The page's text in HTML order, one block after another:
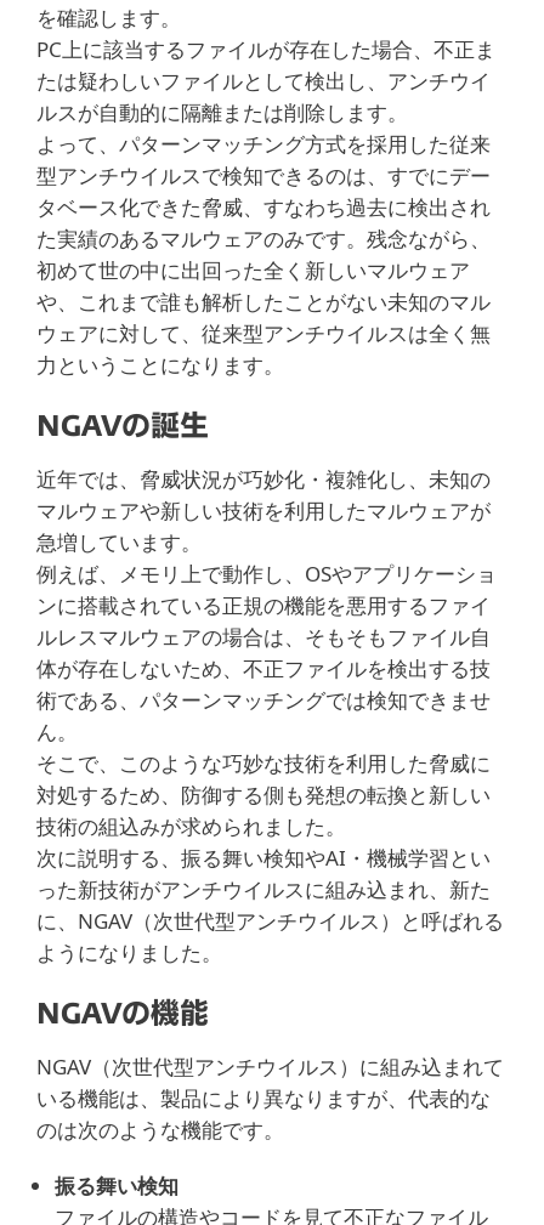
を確認します。
PC上に該当するファイルが存在した場合、不正ま
たは疑わしいファイルとして検出し、アンチウイ
ルスが自動的に隔離または削除します。
よって、パターンマッチング方式を採用した従来
型アンチウイルスで検知できるのは、すでにデー
タベース化できた脅威、すなわち過去に検出され
た実績のあるマルウェアのみです。残念ながら、
初めて世の中に出回った全く新しいマルウェア
や、これまで誰も解析したことがない未知のマル
ウェアに対して、従来型アンチウイルスは全く無
力ということになります。
NGAVの誕生
近年では、脅威状況が巧妙化・複雑化し、未知の
マルウェアや新しい技術を利用したマルウェアが
急増しています。
例えば、メモリ上で動作し、OSやアプリケーショ
ンに搭載されている正規の機能を悪用するファイ
ルレスマルウェアの場合は、そもそもファイル自
体が存在しないため、不正ファイルを検出する技
術である、パターンマッチングでは検知できませ
ん。
そこで、このような巧妙な技術を利用した脅威に
対処するため、防御する側も発想の転換と新しい
技術の組込みが求められました。
次に説明する、振る舞い検知やAI・機械学習とい
った新技術がアンチウイルスに組み込まれ、新た
に、NGAV（次世代型アンチウイルス）と呼ばれる
ようになりました。
NGAVの機能
NGAV（次世代型アンチウイルス）に組み込まれて
いる機能は、製品により異なりますが、代表的な
のは次のような機能です。
振る舞い検知
ファイルの構造やコードを見て不正なファイル